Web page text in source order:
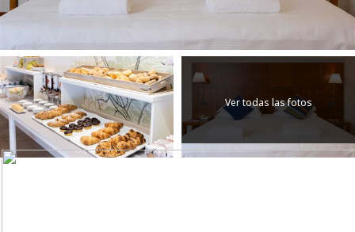
Ver todas las fotos